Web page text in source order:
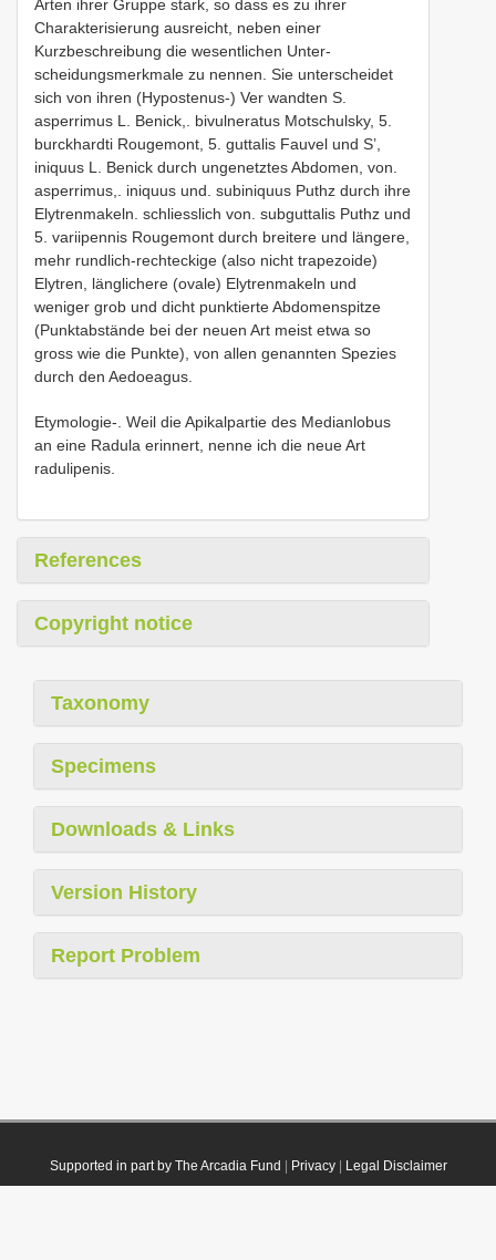
Arten ihrer Gruppe stark, so dass es zu ihrer
Charakterisierung ausreicht, neben einer
Kurzbeschreibung die wesentlichen Unter­
scheidungsmerkmale zu nennen. Sie unterscheidet
sich von ihren (Hypostenus-) Ver­ wandten S.
asperrimus L. Benick,. bivulneratus Motschulsky, 5.
burckhardti Rougemont, 5. guttalis Fauvel und S’,
iniquus L. Benick durch ungenetztes Abdomen, von.
asperrimus,. iniquus und. subiniquus Puthz durch ihre
Elytrenmakeln. schliesslich von. subguttalis Puthz und
5. variipennis Rougemont durch breitere und längere,
mehr rundlich-rechteckige (also nicht trapezoide)
Elytren, länglichere (ovale) Elytrenmakeln und
weniger grob und dicht punktierte Abdomenspitze
(Punktabstände bei der neuen Art meist etwa so
gross wie die Punkte), von allen genannten Spezies
durch den Aedoeagus.
Etymologie-. Weil die Apikalpartie des Medianlobus
an eine Radula erinnert, nenne ich die neue Art
radulipenis.
References
Copyright notice
Taxonomy
Specimens
Downloads & Links
Version History
Report Problem
Supported in part by The Arcadia Fund Privacy| Legal Disclaimer